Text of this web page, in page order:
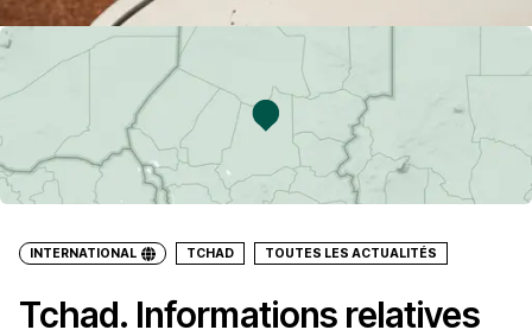
INTERNATIONAL TCHAD TOUTES LES ACTUALITÉS
Tchad. Informations relatives